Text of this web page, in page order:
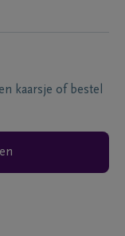
kaarsje of bestel